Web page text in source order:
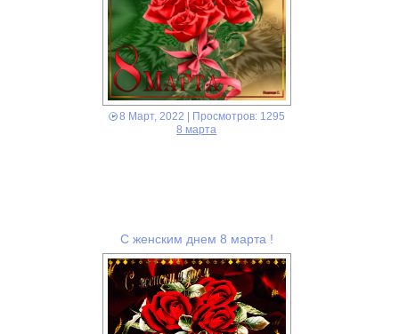
8 Март, 2022 | Просмотров: 1295
8 марта
С женским днем 8 марта !